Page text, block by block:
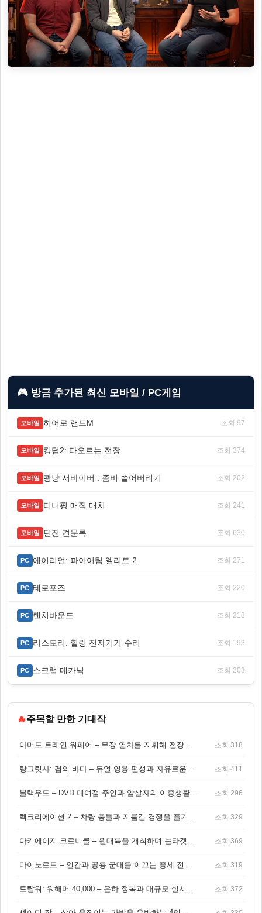
🎮 방금 추가된 최신 모바일 / PC게임
모바일 히어로 랜드M 조회 97
모바일 킹덤2: 타오르는 전장 조회 374
모바일 쾅냥 서바이버 : 좀비 쓸어버리기 조회 202
모바일 티니핑 매직 매치 조회 241
모바일 던전 견문록 조회 630
PC 에이리언: 파이어팀 엘리트 2 조회 271
PC 테로포즈 조회 220
PC 랜치바운드 조회 218
PC 리스토리: 힐링 전자기기 수리 조회 193
PC 스크랩 메카닉 조회 203
🔥주목할 만한 기대작
아머드 트레인 워페어 – 무장 열차를 지휘해 전장을 돌파하는 생존 전투 게임 조회 318
랑그릿사: 검의 바다 – 듀얼 영웅 편성과 자유로운 탐험을 결합한 판타지 전략 RPG 조회 411
블랙우드 – DVD 대여점 주인과 암살자의 이중생활을 그린 3인칭 액션 스릴러 게임 조회 296
렉크리에이션 2 – 차량 충돌과 지름길 경쟁을 즐기는 오픈월드 아케이드 레이싱 게임 조회 329
아키에이지 크로니클 – 원대륙을 개척하며 논타겟 전투를 즐기는 오픈월드 MMORPG 조회 369
다이노로드 – 인간과 공룡 군대를 이끄는 중세 전략 액션 RPG 조회 319
토탈워: 워해머 40,000 – 은하 정복과 대규모 실시간 전투가 결합된 전략 게임! 조회 372